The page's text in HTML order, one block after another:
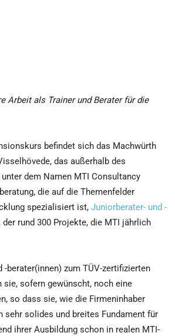
Arbeit als Trainer und Berater für die
befindet sich das Machwürth
das außerhalb des
dem Namen MTI Consultancy
die auf die Themenfelder
spezialisiert ist, Juniorberater- und -
rund 300 Projekte, die MTI jährlich
berater(innen) zum TÜV-zertifizierten
sie, sofern gewünscht, noch eine
so dass sie, wie die Firmeninhaber
sehr solides und breites Fundament für
ihrer Ausbildung schon in realen MTI-